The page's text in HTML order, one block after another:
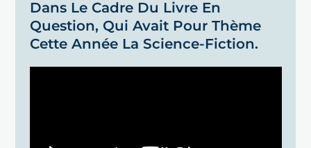
Dans Le Cadre Du Livre En
Question, Qui Avait Pour Thème
Cette Année La Science-Fiction.